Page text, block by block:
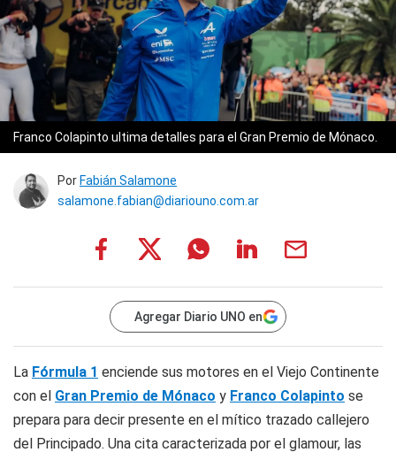
Franco Colapinto ultima detalles para el Gran Premio de Mónaco.
Por Fabián Salamone
salamone.fabian@diariouno.com.ar
Agregar Diario UNO en
La Fórmula 1 enciende sus motores en el Viejo Continente
con el Gran Premio de Mónaco y Franco Colapinto se
prepara para decir presente en el mítico trazado callejero
del Principado. Una cita caracterizada por el glamour, las